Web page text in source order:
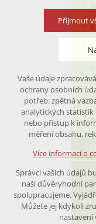
Přijmout
Technická cookies
nutná pro
udržení kontextu
případná
Volitelná cookies
vyhodnocení
marketingová
Více informací o
Vaše údaje
ochrany osobních
potřeb: zpětná
analytických
nebo přístup k
měření obsahu,
Více informací o
Správci vašich údajů
naši důvěryhodní
spolupracujeme.
Můžete jej kdykoli
nastavení